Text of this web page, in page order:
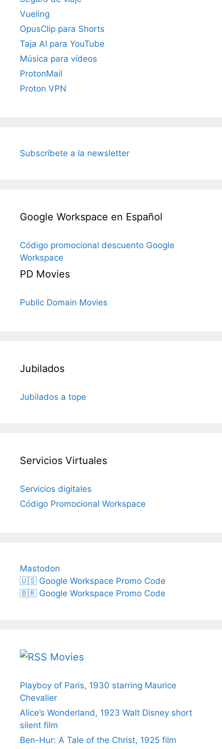
Vueling
OpusClip para Shorts
Taja AI para YouTube
Música para vídeos
ProtonMail
Proton VPN
Subscríbete a la newsletter
Google Workspace en Español
Código promocional descuento Google
Workspace
PD Movies
Public Domain Movies
Jubilados
Jubilados a tope
Servicios Virtuales
Servicios digitales
Código Promocional Workspace
Mastodon
🇺🇸 Google Workspace Promo Code
🇧🇷 Google Workspace Promo Code
Movies
Playboy of Paris, 1930 starring Maurice
Chevalier
Alice’s Wonderland, 1923 Walt Disney short
silent film
Ben-Hur: A Tale of the Christ, 1925 film